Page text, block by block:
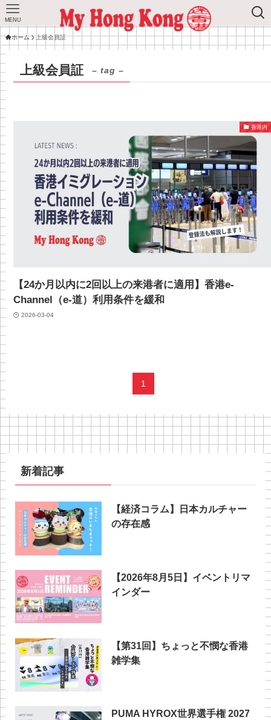
MENU
ホーム 上級会員証
上級会員証 – tag –
香港内
【24か月以内に2回以上の来港者に適用】香港e-
Channel（e-道）利用条件を緩和
2026-03-04
1
新着記事
【経済コラム】日本カルチャー
の存在感
【2026年8月5日】イベントリマ
インダー
【第31回】ちょっと不憫な香港
雑学集
PUMA HYROX世界選手権 2027